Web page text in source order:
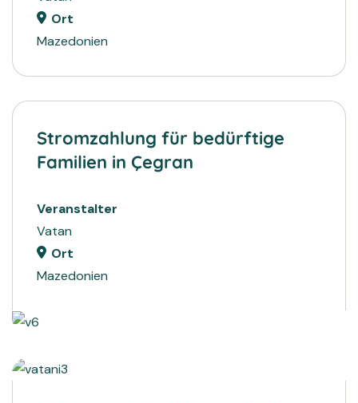
Ort
Mazedonien
Stromzahlung für bedürftige
Familien in Çegran
Veranstalter
Vatan
Ort
Mazedonien